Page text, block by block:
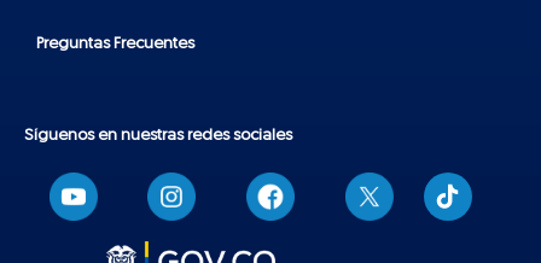
Preguntas Frecuentes
Síguenos en nuestras redes sociales
T
i
k